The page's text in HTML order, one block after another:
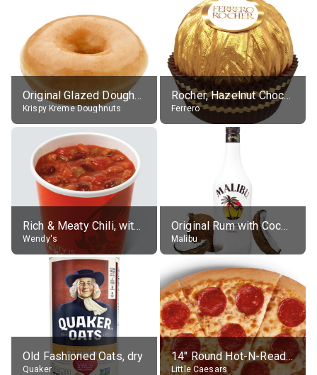
Original Glazed Doughnut
Krispy Kreme Doughnuts
Rocher, Hazelnut Chocolate Ball
Ferrero
Rich & Meaty Chili, without toppings, large
Wendy's
Original Rum with Coconut Flavour (21% alc.)
Malibu
Old Fashioned Oats, dry
Quaker
14" Round Hot-N-Ready Pepperoni Pizza
Little Caesars